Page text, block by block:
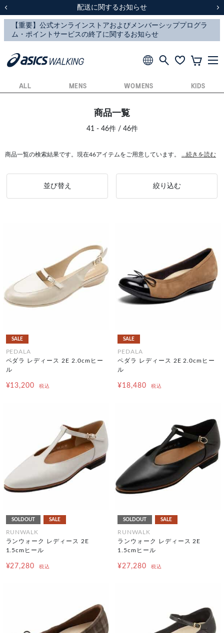
スクスク（SUKU2）価格改定のお知らせ
配送に関するお知らせ
スクスク（SUKU2）価格改定のお知らせ
配送に関するお知らせ
ALL MENS WOMENS KIDS
商品一覧
41 - 46件 / 46件
商品一覧の検索結果です。現在46アイテムをご用意しています。 ...続きを読む
並び替え 絞り込む
SALE
PEDALA
ペダラ レディース 2E 2.0cmヒー
ル
¥13,200 税込
SALE
PEDALA
ペダラ レディース 2E 2.0cmヒー
ル
¥18,480 税込
SOLDOUT SALE
RUNWALK
ランウォーク レディース 2E
1.5cmヒール
¥27,280 税込
SOLDOUT SALE
RUNWALK
ランウォーク レディース 2E
1.5cmヒール
¥27,280 税込